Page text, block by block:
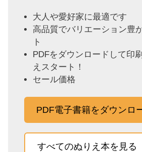
大人や愛好家に最適です
高品質でバリエーション豊
ト
PDFをダウンロードして印
えスタート！
セール価格
PDF電子書籍をダウンロ
すべてのぬりえ本を見る